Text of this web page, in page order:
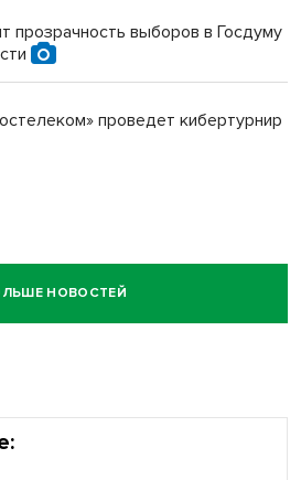
прозрачность выборов в Госдуму
проведет кибертурнир
НОВОСТЕЙ